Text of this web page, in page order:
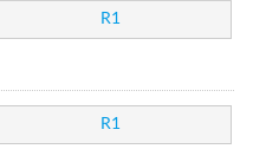
R1
R1